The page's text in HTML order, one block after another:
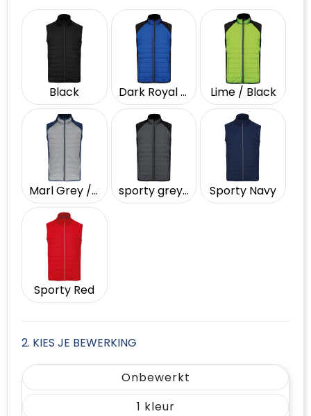
Black Dark Royal Blue / Black Lime / Black
Marl Grey / Sporty Navy sporty grey / Black Sporty Navy
Sporty Red
2. KIES JE BEWERKING
Onbewerkt
1